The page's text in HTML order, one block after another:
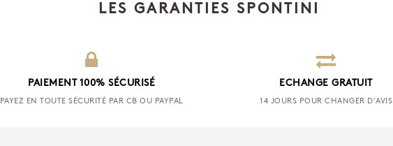
LES GARANTIES SPONTINI
PAIEMENT 100% SÉCURISÉ
PAYEZ EN TOUTE SÉCURITÉ PAR CB OU PAYPAL
ECHANGE GRATUIT
14 JOURS POUR CHANGER D'AVIS